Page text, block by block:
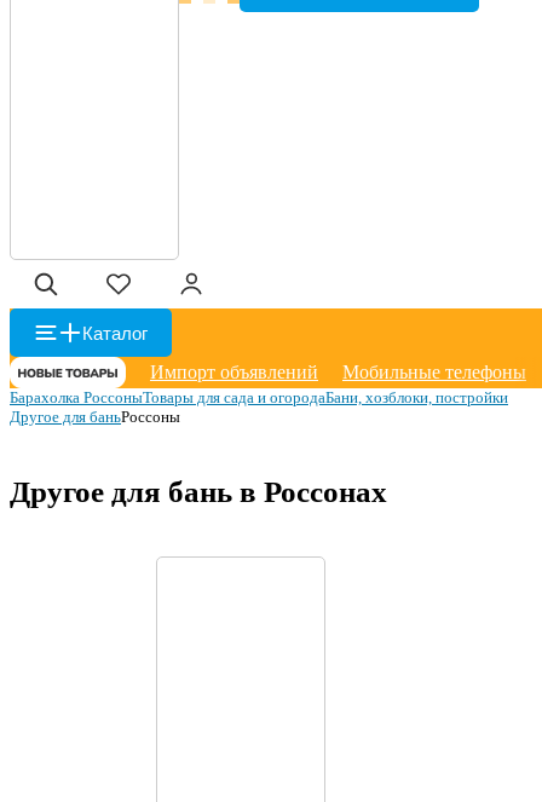
Каталог
Импорт объявлений
Мобильные телефоны
Барахолка РоссоныТовары для сада и огородаБани, хозблоки, постройки
Другое для баньРоссоны
Другое для бань в Россонах